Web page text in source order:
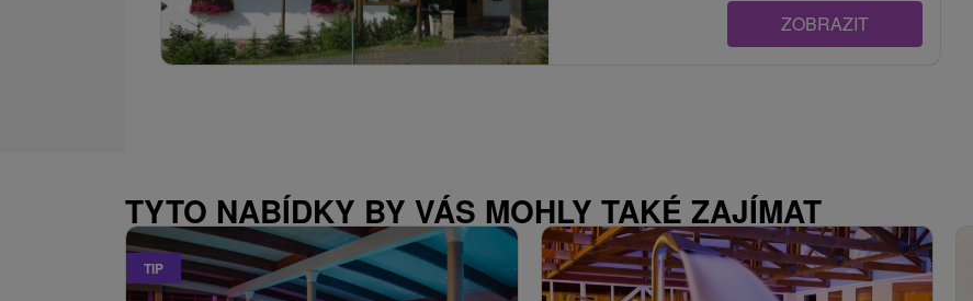
ZOBRAZIT
TYTO NABÍDKY BY VÁS MOHLY TAKÉ ZAJÍMAT
TIP